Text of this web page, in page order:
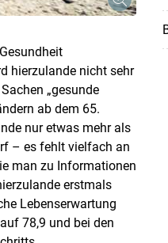
hierzulande nicht sehr
„gesunde
ab dem 65.
nur etwas mehr als
– es fehlt vielfach an
man zu Informationen
erstmals
Lebenserwartung
78,9 und bei den